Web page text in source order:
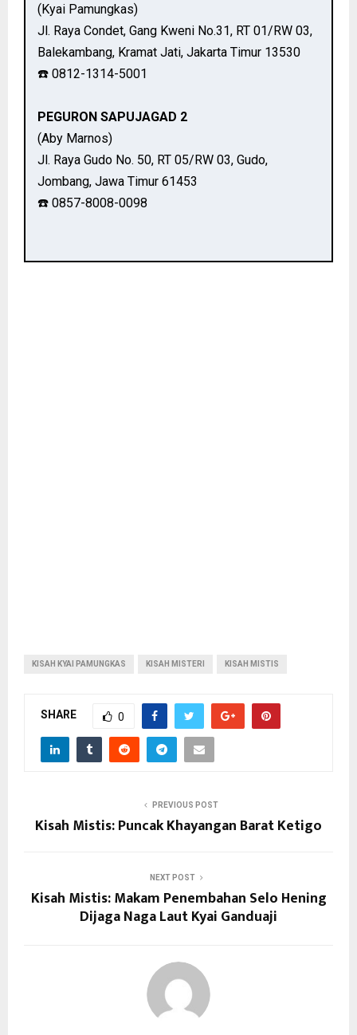
(Kyai Pamungkas)
Jl. Raya Condet, Gang Kweni No.31, RT 01/RW 03,
Balekambang, Kramat Jati, Jakarta Timur 13530
☎️ 0812-1314-5001
PEGURON SAPUJAGAD 2
(Aby Marnos)
Jl. Raya Gudo No. 50, RT 05/RW 03, Gudo,
Jombang, Jawa Timur 61453
☎️ 0857-8008-0098
KISAH KYAI PAMUNGKAS KISAH MISTERI KISAH MISTIS
SHARE 0
PREVIOUS POST
Kisah Mistis: Puncak Khayangan Barat Ketigo
NEXT POST
Kisah Mistis: Makam Penembahan Selo Hening
Dijaga Naga Laut Kyai Ganduaji